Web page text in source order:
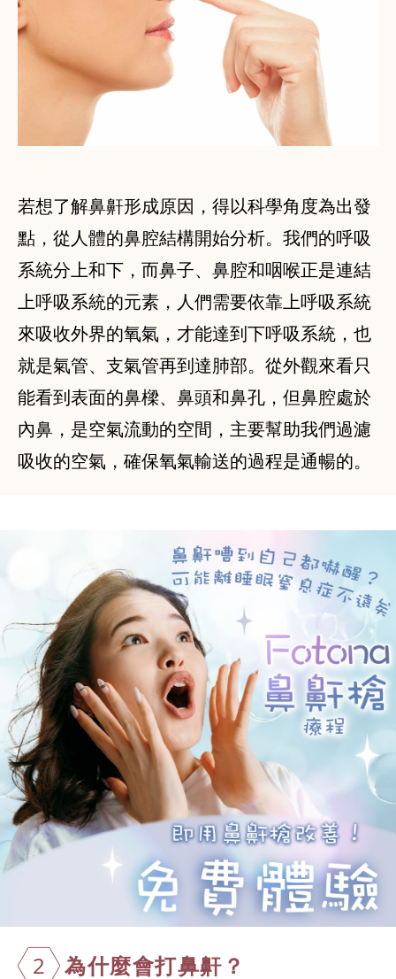
若想了解鼻鼾形成原因，得以科學角度為出發
點，從人體的鼻腔結構開始分析。我們的呼吸
系統分上和下，而鼻子、鼻腔和咽喉正是連結
上呼吸系統的元素，人們需要依靠上呼吸系統
來吸收外界的氧氣，才能達到下呼吸系統，也
就是氣管、支氣管再到達肺部。從外觀來看只
能看到表面的鼻樑、鼻頭和鼻孔，但鼻腔處於
內鼻，是空氣流動的空間，主要幫助我們過濾
吸收的空氣，確保氧氣輸送的過程是通暢的。
2 為什麼會打鼻鼾？